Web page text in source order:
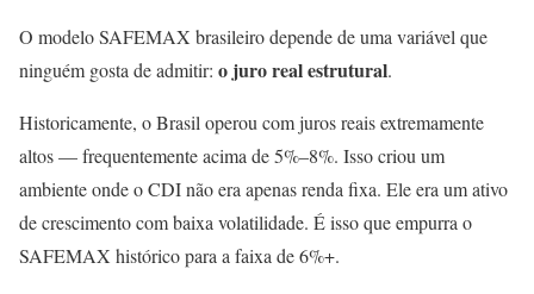
O modelo SAFEMAX brasileiro depende de uma variável que
ninguém gosta de admitir: o juro real estrutural.
Historicamente, o Brasil operou com juros reais extremamente
altos — frequentemente acima de 5%–8%. Isso criou um
ambiente onde o CDI não era apenas renda fixa. Ele era um ativo
de crescimento com baixa volatilidade. É isso que empurra o
SAFEMAX histórico para a faixa de 6%+.